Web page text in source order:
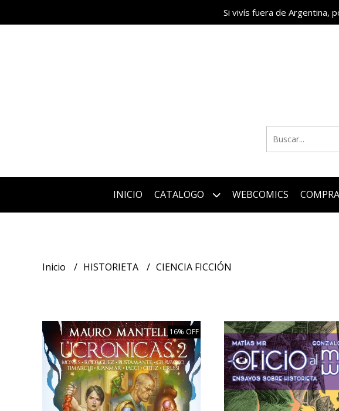
Si vivís fuera de Argentina,
INICIO CATALOGO WEBCOMICS
Inicio HISTORIETA CIENCIA FICCIÓN
16% OFF